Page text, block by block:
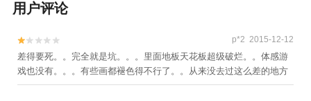
用户评论

 p*2 2015-12-12
差得要死。。完全就是坑。。。里面地板天花板超级破烂。。体感游
戏也没有。。。有些画都褪色得不行了。。从来没去过这么差的地方